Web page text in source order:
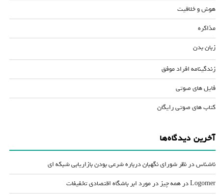
هوش و خلاقیت
مذاکره
زبان بدن
زندگینامه افراد موفق
فایل های صوتی
کتاب های صوتی رایگان
آخرین دیدگاه‌ها
ناشناسدرنظر شورای نگهبان درباره شرعی بودن بازاریابی شبکه ای
Logomerدرهمه چیز در مورد ابر باشگاه اقتصادی تخفیفات